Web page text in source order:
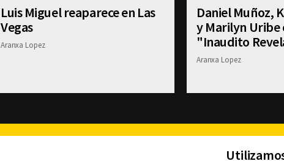
Luis Miguel reaparece en Las
Vegas
Aranxa Lopez
Daniel Muñoz,
y Marilyn Uribe
"Inaudito
Aranxa Lopez